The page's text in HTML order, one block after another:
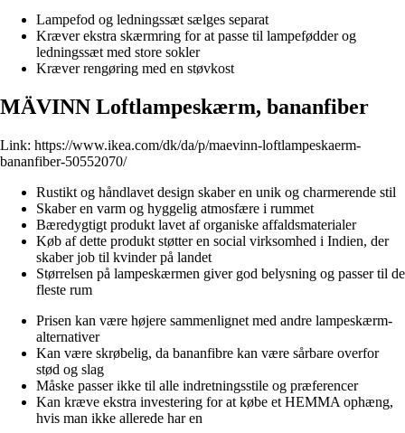
Lampefod og ledningssæt sælges separat
Kræver ekstra skærmring for at passe til lampefødder og
ledningssæt med store sokler
Kræver rengøring med en støvkost
MÄVINN Loftlampeskærm, bananfiber
Link: https://www.ikea.com/dk/da/p/maevinn-loftlampeskaerm-
bananfiber-50552070/
Rustikt og håndlavet design skaber en unik og charmerende stil
Skaber en varm og hyggelig atmosfære i rummet
Bæredygtigt produkt lavet af organiske affaldsmaterialer
Køb af dette produkt støtter en social virksomhed i Indien, der
skaber job til kvinder på landet
Størrelsen på lampeskærmen giver god belysning og passer til de
fleste rum
Prisen kan være højere sammenlignet med andre lampeskærm-
alternativer
Kan være skrøbelig, da bananfibre kan være sårbare overfor
stød og slag
Måske passer ikke til alle indretningsstile og præferencer
Kan kræve ekstra investering for at købe et HEMMA ophæng,
hvis man ikke allerede har en